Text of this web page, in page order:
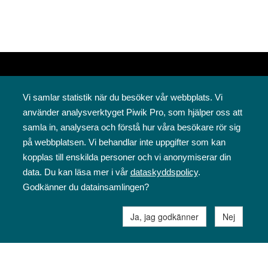
Svenska folkskolans vänner rf
Annegatan 12
00120 Helsingfors
09 6844 570
sfv@sfv.fi
Vi samlar statistik när du besöker vår webbplats. Vi
använder analysverktyget Piwik Pro, som hjälper oss att
samla in, analysera och förstå hur våra besökare rör sig
på webbplatsen. Vi behandlar inte uppgifter som kan
kopplas till enskilda personer och vi anonymiserar din
data. Du kan läsa mer i vår dataskyddspolicy.
Godkänner du datainsamlingen?
Ja, jag godkänner Nej